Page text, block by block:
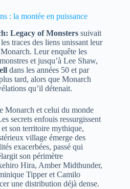
: la montée en puissance
Legacy of Monsters suivait
traces des liens unissant leur
Leur enquête les
et jusqu’à Lee Shaw,
dans les années 50 et par
tard, alors que Monarch
qu’il détenait.
Monarch et celui du monde
secrets enfouis ressurgissent
et son territoire mythique,
village émerge des
exacerbées, passé qui
son périmètre
Hira, Amber Midthunder,
Tipper et Camilo
une distribution déjà dense.